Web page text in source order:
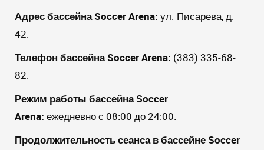
Адрес бассейнаSoccerArena: ул. Писарева, д.
42.
Телефон бассейнаSoccerArena: (383) 335-68-
82.
Режим работы бассейнаSoccer
Arena: ежедневно с 08:00 до 24:00.
Продолжительность сеанса в бассейне Soccer